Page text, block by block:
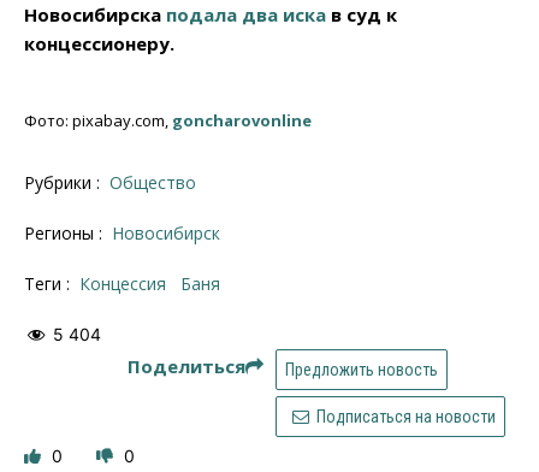
Новосибирска подала два иска в суд к
концессионеру.
Фото: pixabay.com, goncharovonline
Рубрики : Общество
Регионы : Новосибирск
Теги : концессия Баня
5 404
Поделиться Предложить новость
Подписаться на новости
0 0